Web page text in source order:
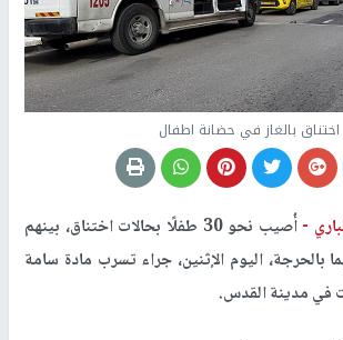
اختناق بالغاز في حضانة اطفال
-
أُصيب نحو 30 طفلًا بحالات اختناق، بينهم
اليوم الإثنين، جراء تسرب مادة سامة
في مدينة القدس.